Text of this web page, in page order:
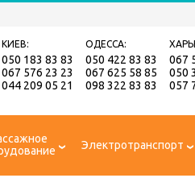
КИЕВ:
050 183 83 83
067 576 23 23
044 209 05 21
ОДЕССА:
050 422 83 83
067 625 58 85
098 322 83 83
067
050
057
Электротранспорт